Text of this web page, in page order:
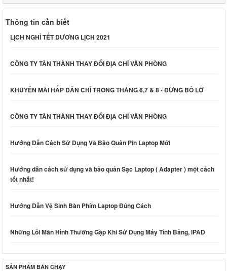
Thông tin cần biết
LỊCH NGHỈ TẾT DƯƠNG LỊCH 2021
CÔNG TY TÂN THÀNH THAY ĐỔI ĐỊA CHỈ VĂN PHÒNG
KHUYỄN MÃI HẤP DẪN CHỈ TRONG THÁNG 6,7 & 8 - ĐỪNG BỎ LỠ
CÔNG TY TÂN THÀNH THAY ĐỔI ĐỊA CHỈ VĂN PHÒNG
Hướng Dẫn Cách Sử Dụng Và Bảo Quản Pin Laptop Mới
Hướng dẫn cách sử dụng và bảo quản Sạc Laptop ( Adapter ) một cách
tốt nhất!
Hướng Dẫn Vệ Sinh Bàn Phím Laptop Đúng Cách
Những Lỗi Màn Hình Thường Gặp Khi Sử Dụng Máy Tính Bảng, IPAD
SẢN PHẨM BÁN CHẠY